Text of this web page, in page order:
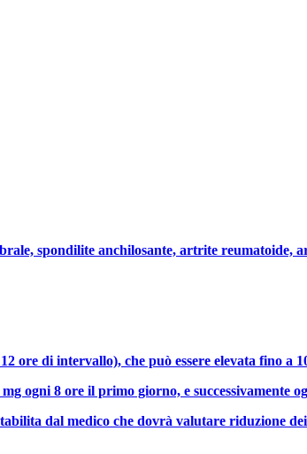
spondilite anchilosante, artrite reumatoide,
ore di intervallo), che può essere elevata fino
ogni 8 ore il primo giorno, e successivamente
dal medico che dovrà valutare riduzione